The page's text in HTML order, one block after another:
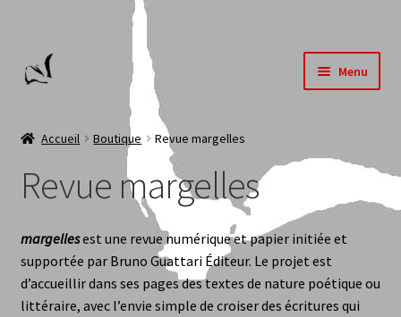
Aller
à
navigation
Aller
au
Menu
Cédric Héranval-Mallet
François Coudray
Librairies
Accueil Boutique Revue margelles
Revue margelles
margellesest une revue numérique et papier initiée et
supportée par Bruno Guattari Éditeur. Le projet est
d’accueillir dans ses pages des textes de nature poétique ou
littéraire, avec l’envie simple de croiser des écritures qui